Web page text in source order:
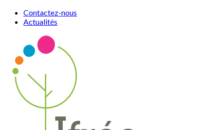
Contactez-nous
Actualités